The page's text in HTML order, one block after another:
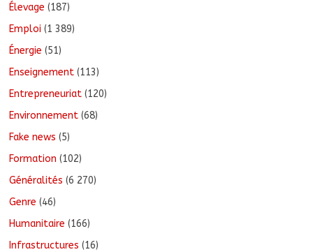
Élevage (187)
Emploi (1 389)
Énergie (51)
Enseignement (113)
Entrepreneuriat (120)
Environnement (68)
Fake news (5)
Formation (102)
Généralités (6 270)
Genre (46)
Humanitaire (166)
Infrastructures (16)